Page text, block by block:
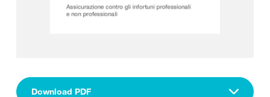
Download PDF